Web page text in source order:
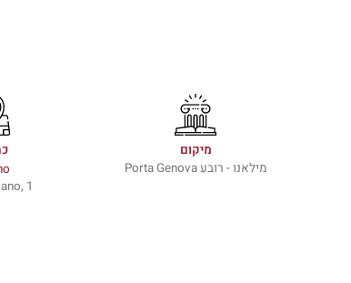
מיקום
מילאנו - רובע Porta Genova
1